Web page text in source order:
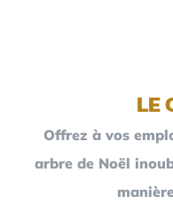
LE
Offrez à vos
arbre de Noël